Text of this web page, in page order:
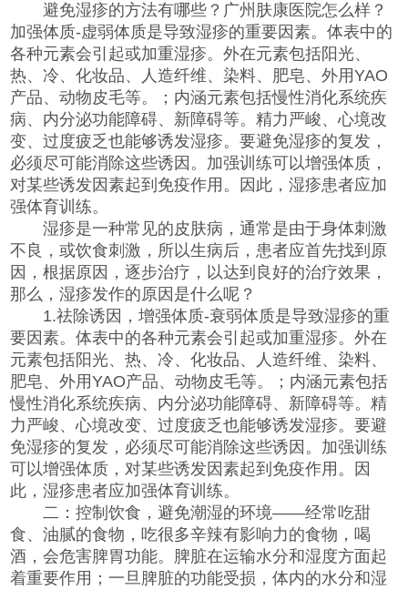
避免湿疹的方法有哪些？广州肤康医院怎么样？
加强体质-虚弱体质是导致湿疹的重要因素。体表中的
各种元素会引起或加重湿疹。外在元素包括阳光、
热、冷、化妆品、人造纤维、染料、肥皂、外用YAO
产品、动物皮毛等。；内涵元素包括慢性消化系统疾
病、内分泌功能障碍、新障碍等。精力严峻、心境改
变、过度疲乏也能够诱发湿疹。要避免湿疹的复发，
必须尽可能消除这些诱因。加强训练可以增强体质，
对某些诱发因素起到免疫作用。因此，湿疹患者应加
强体育训练。
湿疹是一种常见的皮肤病，通常是由于身体刺激
不良，或饮食刺激，所以生病后，患者应首先找到原
因，根据原因，逐步治疗，以达到良好的治疗效果，
那么，湿疹发作的原因是什么呢？
1.祛除诱因，增强体质-衰弱体质是导致湿疹的重
要因素。体表中的各种元素会引起或加重湿疹。外在
元素包括阳光、热、冷、化妆品、人造纤维、染料、
肥皂、外用YAO产品、动物皮毛等。；内涵元素包括
慢性消化系统疾病、内分泌功能障碍、新障碍等。精
力严峻、心境改变、过度疲乏也能够诱发湿疹。要避
免湿疹的复发，必须尽可能消除这些诱因。加强训练
可以增强体质，对某些诱发因素起到免疫作用。因
此，湿疹患者应加强体育训练。
二：控制饮食，避免潮湿的环境——经常吃甜
食、油腻的食物，吃很多辛辣有影响力的食物，喝
酒，会危害脾胃功能。脾脏在运输水分和湿度方面起
着重要作用；一旦脾脏的功能受损，体内的水分和湿